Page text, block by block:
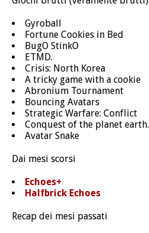
Gyroball
Fortune Cookies in Bed
BugO StinkO
ETMD.
Crisis: North Korea
A tricky game with a cookie
Abronium Tournament
Bouncing Avatars
Strategic Warfare: Conflict
Conquest of the planet earth.
Avatar Snake
Dai mesi scorsi
Echoes+
Halfbrick Echoes
Recap dei mesi passati